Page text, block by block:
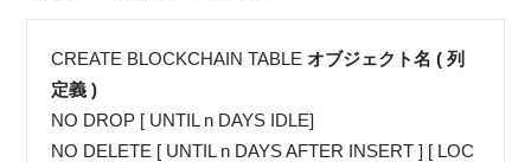
CREATE BLOCKCHAIN TABLEオブジェクト名 ( 列
定義 )
NO DROP [ UNTIL n DAYS IDLE]
NO DELETE [ UNTIL n DAYS AFTER INSERT ] [ LOC